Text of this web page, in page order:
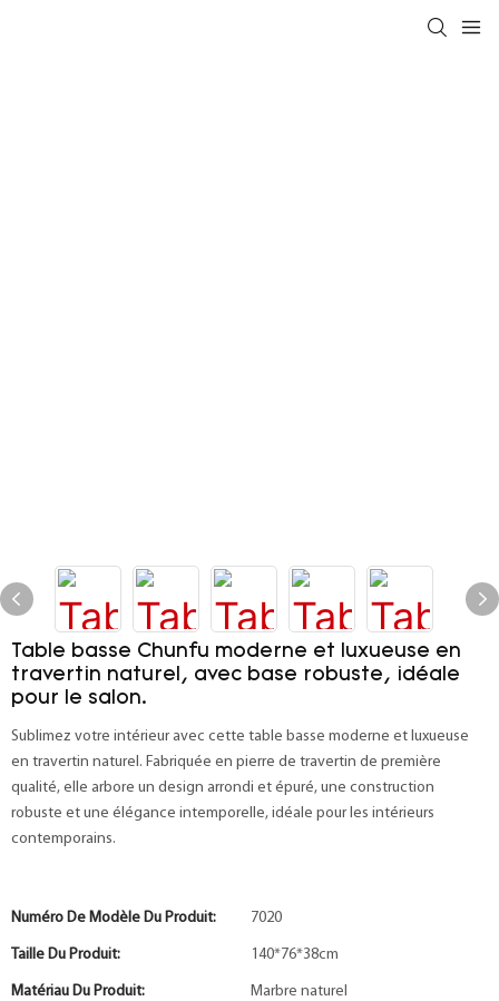
Table basse Chunfu moderne et luxueuse en
travertin naturel, avec base robuste, idéale
pour le salon.
Sublimez votre intérieur avec cette table basse moderne et luxueuse
en travertin naturel. Fabriquée en pierre de travertin de première
qualité, elle arbore un design arrondi et épuré, une construction
robuste et une élégance intemporelle, idéale pour les intérieurs
contemporains.
Numéro De Modèle Du Produit: 7020
Taille Du Produit: 140*76*38cm
Matériau Du Produit: Marbre naturel